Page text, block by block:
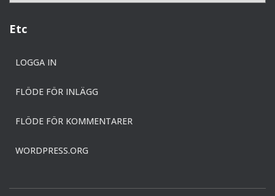
i
r
iEtc
LOGGA IN
FLÖDE FÖR INLÄGG
FLÖDE FÖR KOMMENTARER
WORDPRESS.ORG